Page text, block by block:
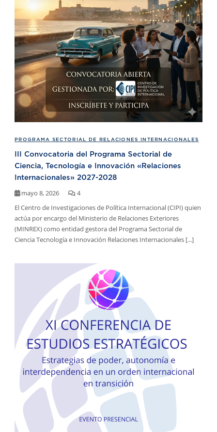
PROGRAMA SECTORIAL DE RELACIONES INTERNACIONALES
III Convocatoria del Programa Sectorial de
Ciencia, Tecnología e Innovación «Relaciones
Internacionales» 2027-2028
mayo 8, 2026
4
El Centro de Investigaciones de Política Internacional (CIPI) quien
actúa por encargo del Ministerio de Relaciones Exteriores
(MINREX) como entidad gestora del Programa Sectorial de
Ciencia Tecnología e Innovación Relaciones Internacionales [...]